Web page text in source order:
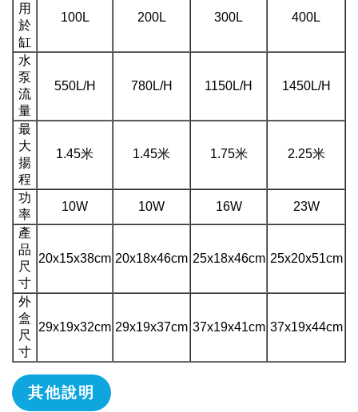
用
於
缸
100L 200L 300L 400L
水
泵
流
量
550L/H 780L/H 1150L/H 1450L/H
最
大
揚
程
1.45米 1.45米 1.75米 2.25米
功
率
10W 10W 16W
23W
產
品
尺
寸
20x15x38cm 20x18x46cm 25x18x46cm 25x20x51cm
外
盒
尺
寸
29x19x32cm 29x19x37cm 37x19x41cm 37x19x44cm
其他說明